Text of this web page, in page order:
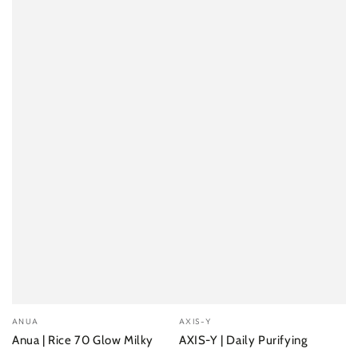
Dobavljač:
ANUA
Anua | Rice 70 Glow Milky
Dobavljač:
AXIS-Y
AXIS-Y | Daily Purifying